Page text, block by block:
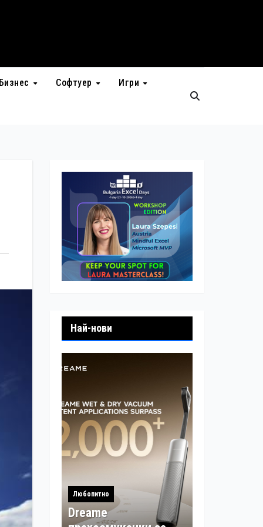
Бизнес Софтуер Игри
Най-нови
Любопитно
Dreame